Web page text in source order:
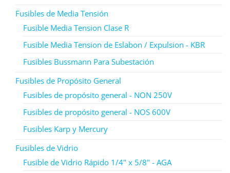
Fusibles de Media Tensión
Fusible Media Tension Clase R
Fusible Media Tension de Eslabon / Expulsion - KBR
Fusibles Bussmann Para Subestación
Fusibles de Propósito General
Fusibles de propósito general - NON 250V
Fusibles de propósito general - NOS 600V
Fusibles Karp y Mercury
Fusibles de Vidrio
Fusible de Vidrio Rápido 1/4" x 5/8" - AGA